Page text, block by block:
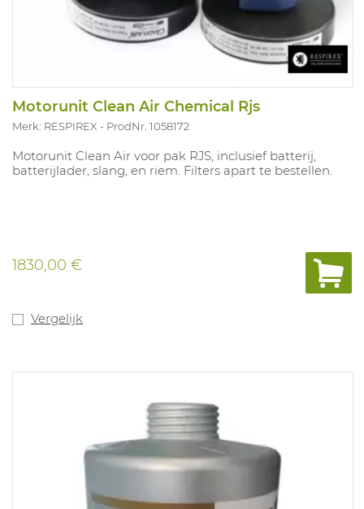
Motorunit Clean Air Chemical Rjs
Merk: RESPIREX ProdNr. 1058172
Motorunit Clean Air voor pak RJS, inclusief batterij,
batterijlader, slang, en riem. Filters apart te bestellen.
1830,00 €
Vergelijk